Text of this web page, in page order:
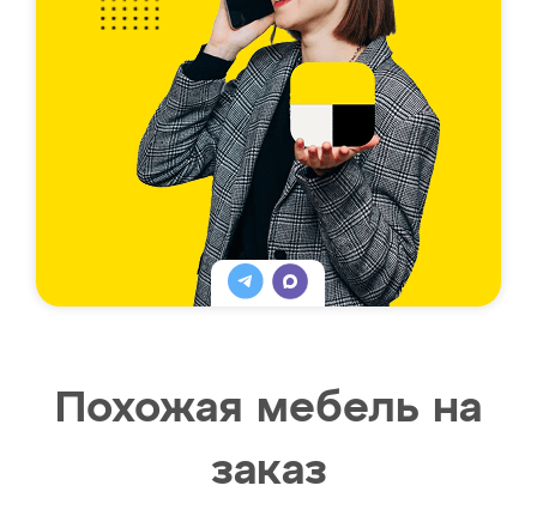
Похожая мебель на
заказ